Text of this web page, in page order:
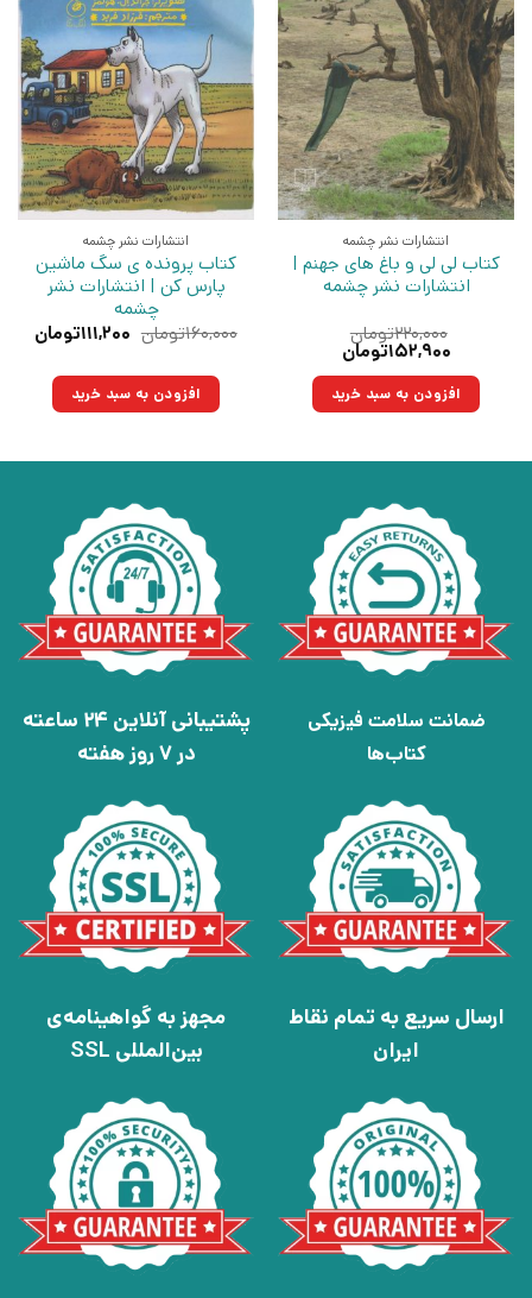
انتشارات نشر چشمه
کتاب لی لی و باغ های جهنم |
انتشارات نشر چشمه
۲۲۰,۰۰۰تومان
قیمت
۲۲۰,۰۰۰تومان
بود.
۱۵۲,۹۰۰تومان
۱۵۲,۹۰۰تومان.افزودن به سبد خرید
انتشارات نشر چشمه
کتاب پرونده ی سگ ماشین
پارس کن | انتشارات نشر
چشمه
۱۶۰,۰۰۰تومان قیمت
بود.
۱۱۱,۲۰۰تومان
افزودن به سبد خرید
ضمانت سلامت فیزیکی
کتاب‌ها
پشتیبانی آنلاین 24 ساعته
در 7 روز هفته
ارسال سریع به تمام نقاط
ایران
مجهز به گواهینامه‌ی
بین‌المللی SSL